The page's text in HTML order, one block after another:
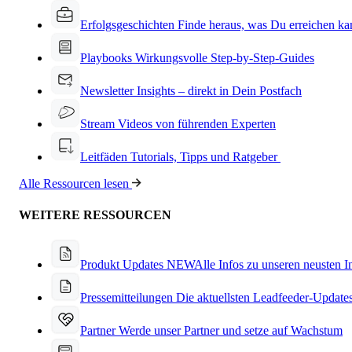
Erfolgsgeschichten Finde heraus, was Du erreichen
Playbooks Wirkungsvolle Step-by-Step-Guides
NewsletterInsights – direkt in Dein Postfach
Stream Videos von führenden Experten
Leitfäden Tutorials, Tipps und Ratgeber
Alle Ressourcen lesen
WEITERE RESSOURCEN
Produkt Updates NEWAlle Infos zu unseren neusten
Pressemitteilungen Die aktuellsten Leadfeeder-
PartnerWerde unser Partner und setze auf Wachstum